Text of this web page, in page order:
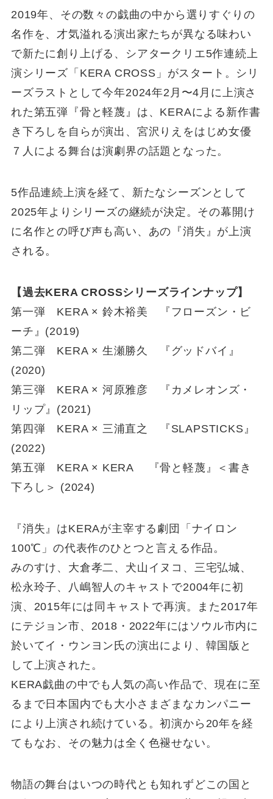
2019年、その数々の戯曲の中から選りすぐりの
名作を、才気溢れる演出家たちが異なる味わい
で新たに創り上げる、シアタークリエ5作連続上
演シリーズ「KERA CROSS」がスタート。シリ
ーズラストとして今年2024年2月〜4月に上演さ
れた第五弾『骨と軽蔑』は、KERAによる新作書
き下ろしを自らが演出、宮沢りえをはじめ女優
７人による舞台は演劇界の話題となった。
5作品連続上演を経て、新たなシーズンとして
2025年よりシリーズの継続が決定。その幕開け
に名作との呼び声も高い、あの『消失』が上演
される。
【過去KERA CROSSシリーズラインナップ】
第一弾 KERA × 鈴木裕美 『フローズン・ビ
ーチ』(2019)
第二弾 KERA × 生瀬勝久 『グッドバイ』
(2020)
第三弾 KERA × 河原雅彦 『カメレオンズ・
リップ』(2021)
第四弾 KERA × 三浦直之 『SLAPSTICKS』
(2022)
第五弾 KERA × KERA 『骨と軽蔑』＜書き
下ろし＞ (2024)
『消失』はKERAが主宰する劇団「ナイロン
100℃」の代表作のひとつと言える作品。
みのすけ、大倉孝二、犬山イヌコ、三宅弘城、
松永玲子、八嶋智人のキャストで2004年に初
演、2015年には同キャストで再演。また2017年
にテジョン市、2018・2022年にはソウル市内に
於いてイ・ウンヨン氏の演出により、韓国版と
して上演された。
KERA戯曲の中でも人気の高い作品で、現在に至
るまで日本国内でも大小さまざまなカンパニー
により上演され続けている。初演から20年を経
てもなお、その魅力は全く色褪せない。
物語の舞台はいつの時代とも知れずどこの国と